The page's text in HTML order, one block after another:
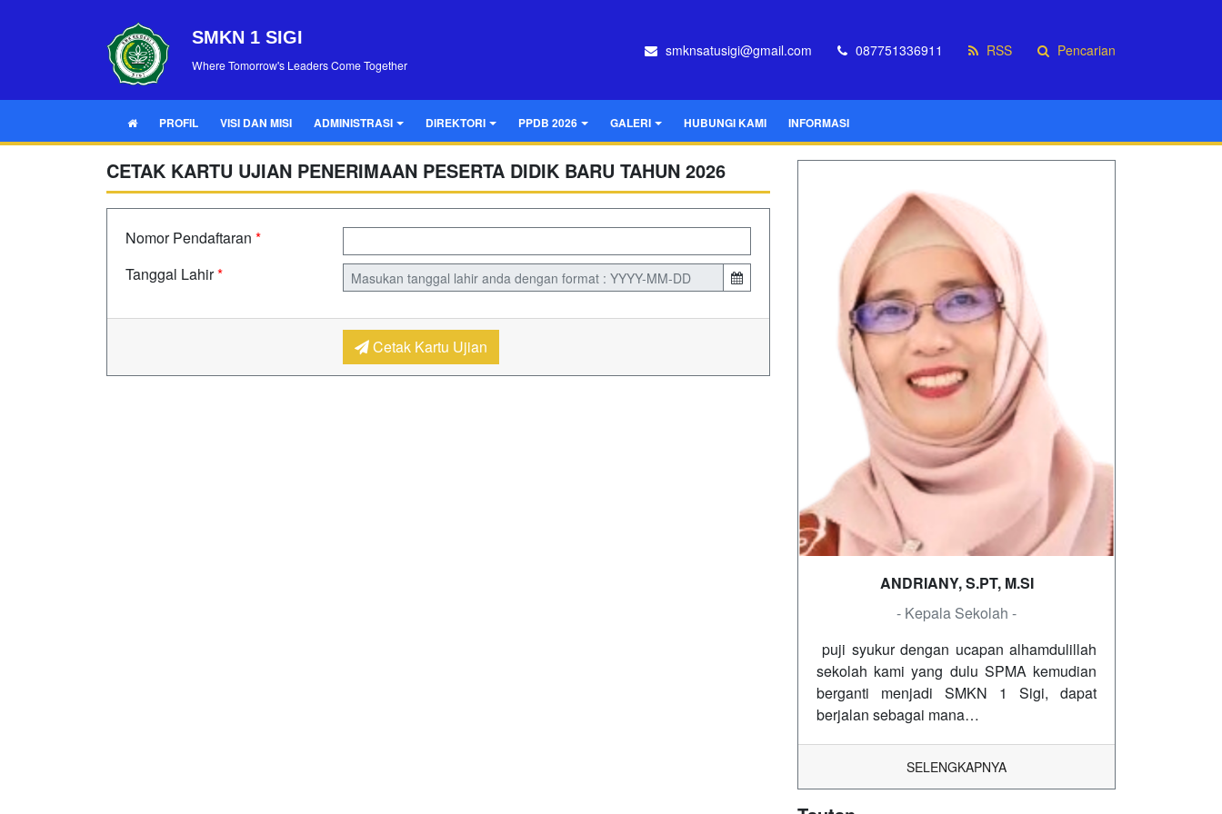
SMKN 1 SIGI
Where Tomorrow's Leaders Come Together
smknsatusigi@gmail.com 087751336911 RSS Pencarian
PROFIL VISI DAN MISI ADMINISTRASI DIREKTORI PPDB 2026 GALERI HUBUNGI KAMI INFORMASI
CETAK KARTU UJIAN PENERIMAAN PESERTA DIDIK BARU TAHUN 2026
Nomor Pendaftaran *
Tanggal Lahir*
Cetak Kartu Ujian
ANDRIANY, S.PT, M.SI
- Kepala Sekolah -
puji syukur dengan ucapan alhamdulillah
sekolah kami yang dulu SPMA kemudian
berganti menjadi SMKN 1 Sigi, dapat
berjalan sebagai mana…
SELENGKAPNYA